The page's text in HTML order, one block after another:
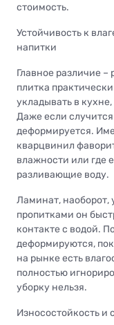
стоимость.
Устойчивость к
напитки
Главное различие
плитка
укладывать в
Даже если случится
деформируется.
кварцвинил
влажности или где
разливающие воду.
Ламинат, наоборот,
пропитками он
контакте с водой.
деформируются,
на рынке есть
полностью
уборку нельзя.
Износостойкость и